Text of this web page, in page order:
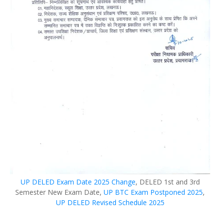
UP DELED Exam Date 2025 Change, DELED 1st and 3rd
Semester New Exam Date, UP BTC Exam Postponed 2025,
UP DELED Revised Schedule 2025